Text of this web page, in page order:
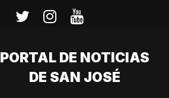
PORTAL DE NOTICIAS
DE SAN JOSÉ